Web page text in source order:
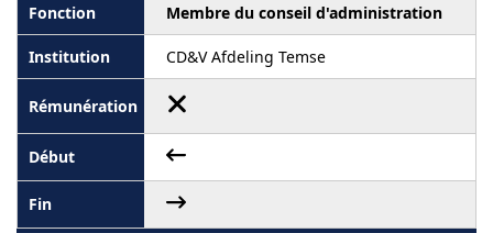
Membre du conseil d'administration
CD&V Afdeling Temse